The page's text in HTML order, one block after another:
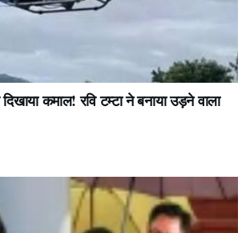
कमाल! रवि टम्टा ने बनाया उड़ने वाला